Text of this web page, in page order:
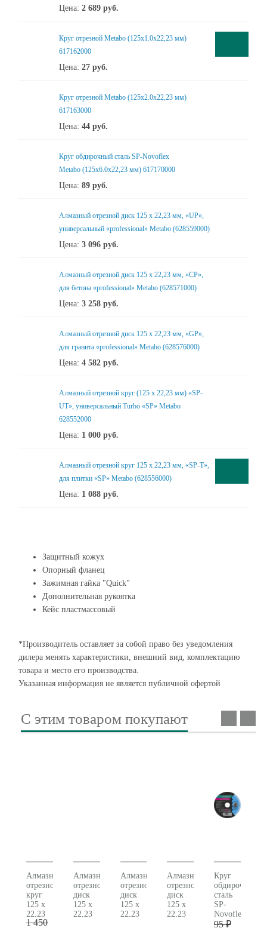
Цена: 2 689 руб.
Круг отрезной Metabo (125x1.0x22,23 мм)
617162000
Цена: 27 руб.
Круг отрезной Metabo (125x2.0x22,23 мм)
617163000
Цена: 44 руб.
Круг обдирочный сталь SP-Novoflex
Metabo (125x6.0x22,23 мм) 617170000
Цена: 89 руб.
Алмазный отрезной диск 125 x 22,23 мм, «UP»,
универсальный «professional» Metabo (628559000)
Цена: 3 096 руб.
Алмазный отрезной диск 125 x 22,23 мм, «CP»,
для бетона «professional» Metabo (628571000)
Цена: 3 258 руб.
Алмазный отрезной диск 125 x 22,23 мм, «GP»,
для гранита «professional» Metabo (628576000)
Цена: 4 582 руб.
Алмазный отрезной круг (125 x 22,23 мм) «SP-
UT», универсальный Turbo «SP» Metabo
628552000
Цена: 1 000 руб.
Алмазный отрезной круг 125 x 22,23 мм, «SP-T»,
для плитки «SP» Metabo (628556000)
Цена: 1 088 руб.
Защитный кожух
Опорный фланец
Зажимная гайка "Quick"
Дополнительная рукоятка
Кейс пластмассовый
*Производитель оставляет за собой право без уведомления
дилера менять характеристики, внешний вид, комплектацию
товара и место его производства.
Указанная информация не является публичной офертой
С этим товаром покупают
Алмазный
отрезной
круг
125 x
22,23
мм,
1 450
Алмазный
отрезной
диск
125 x
22,23
Алмазный
отрезной
диск
125 x
22,23
Алмазный
отрезной
диск
125 x
22,23
Круг
обдирочный
сталь
SP-
Novoflex
Metabo
95 ₽